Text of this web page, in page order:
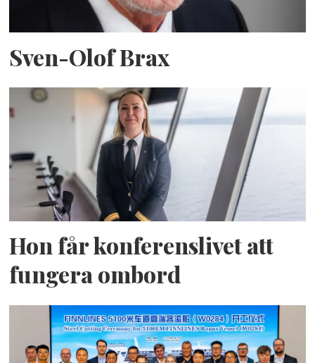
Sven-Olof Brax
Hon får konferenslivet att
fungera ombord